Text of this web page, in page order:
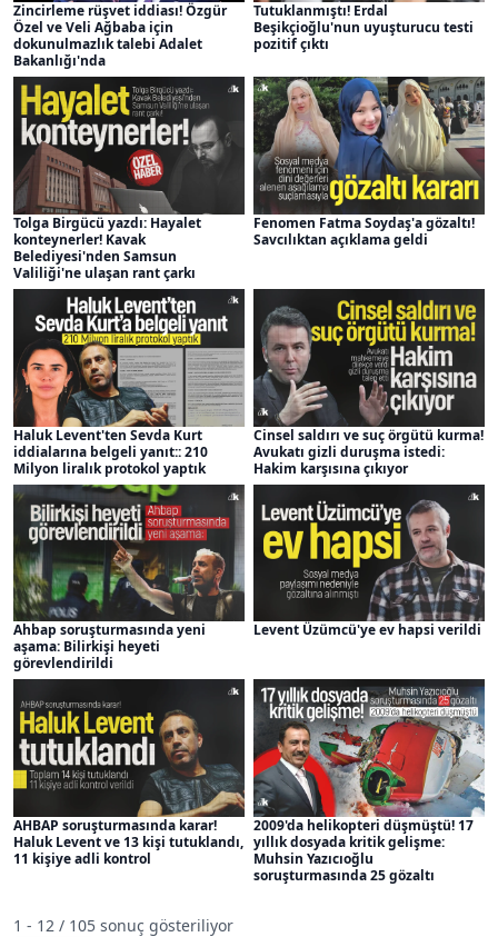
Zincirleme rüşvet iddiası! Özgür
Özel ve Veli Ağbaba için
dokunulmazlık talebi Adalet
Bakanlığı'nda
Tutuklanmıştı! Erdal
Beşikçioğlu'nun uyuşturucu testi
pozitif çıktı
Tolga Birgücü yazdı: Hayalet
konteynerler! Kavak
Belediyesi'nden Samsun
Valiliği'ne ulaşan rant çarkı
Fenomen Fatma Soydaş'a gözaltı!
Savcılıktan açıklama geldi
Haluk Levent'ten Sevda Kurt
iddialarına belgeli yanıt:: 210
Milyon liralık protokol yaptık
Cinsel saldırı ve suç örgütü kurma!
Avukatı gizli duruşma istedi:
Hakim karşısına çıkıyor
Ahbap soruşturmasında yeni
aşama: Bilirkişi heyeti
görevlendirildi
Levent Üzümcü'ye ev hapsi verildi
AHBAP soruşturmasında karar!
Haluk Levent ve 13 kişi tutuklandı,
11 kişiye adli kontrol
2009'da helikopteri düşmüştü! 17
yıllık dosyada kritik gelişme:
Muhsin Yazıcıoğlu
soruşturmasında 25 gözaltı
1 - 12 / 105 sonuç gösteriliyor